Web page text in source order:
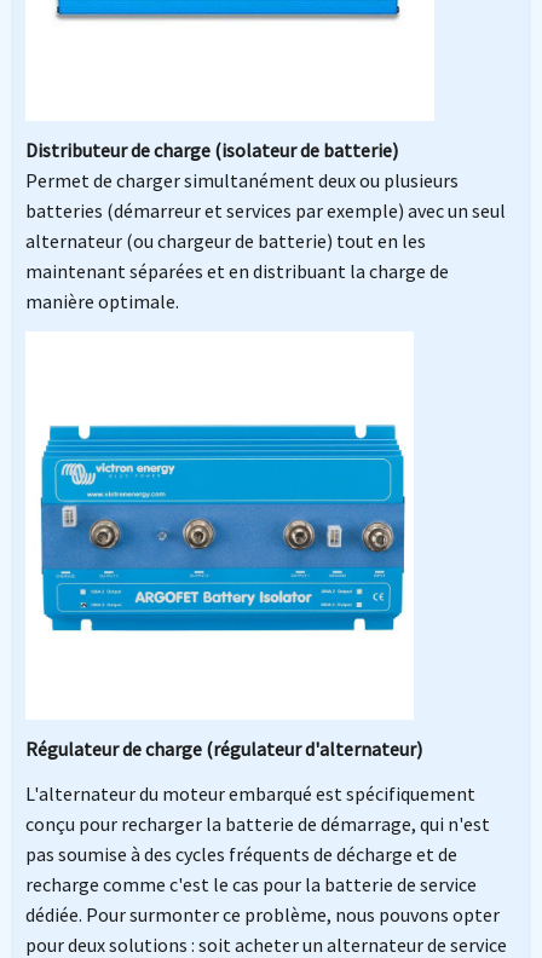
Distributeur de charge (isolateur de batterie)
Permet de charger simultanément deux ou plusieurs
batteries (démarreur et services par exemple) avec un seul
alternateur (ou chargeur de batterie) tout en les
maintenant séparées et en distribuant la charge de
manière optimale.
Régulateur de charge (régulateur d'alternateur)
L'alternateur du moteur embarqué est spécifiquement
conçu pour recharger la batterie de démarrage, qui n'est
pas soumise à des cycles fréquents de décharge et de
recharge comme c'est le cas pour la batterie de service
dédiée. Pour surmonter ce problème, nous pouvons opter
pour deux solutions : soit acheter un alternateur de service